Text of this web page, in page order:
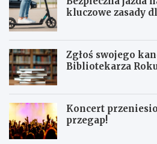
kluczowe zasady
Zgłoś swojego
Bibliotekarza
Koncert
przegap!
N
B